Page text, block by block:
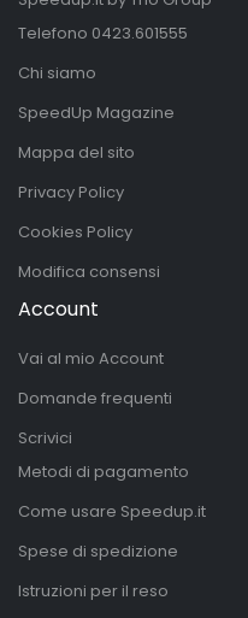
Telefono 0423.601555
Chi siamo
SpeedUp Magazine
Mappa del sito
Privacy Policy
Cookies Policy
Modifica consensi
Account
Vai al mio Account
Domande frequenti
Scrivici
Metodi di pagamento
Come usare Speedup.it
Spese di spedizione
Istruzioni per il reso